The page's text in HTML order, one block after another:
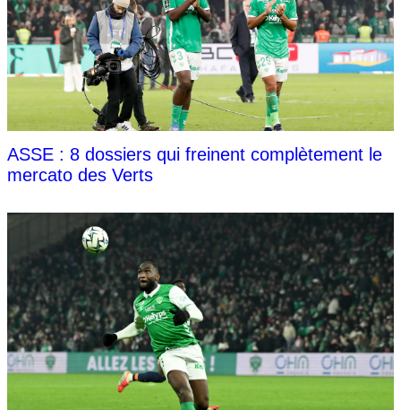
ASSE : 8 dossiers qui freinent complètement le
mercato des Verts